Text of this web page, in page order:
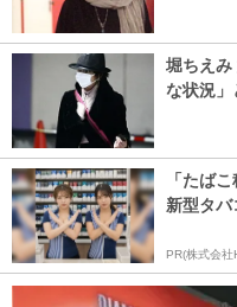
堀ちえみ
な状況」
「たば
新型タバ
PR(株式会社